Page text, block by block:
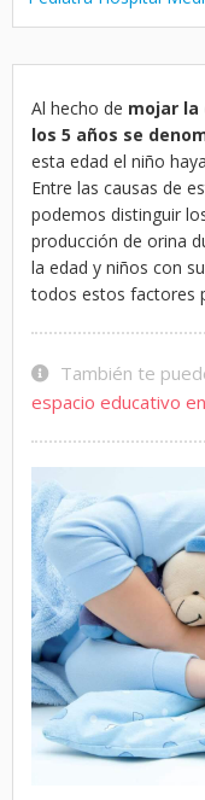
Al hecho de mojar la
los 5 años se
esta edad el niño
Entre las causas de
podemos distinguir
producción de orina
la edad y niños con
todos estos factores
También te
espacio educativo